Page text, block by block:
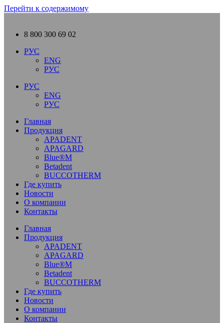
Перейти к содержимому
8 800 300 69 02
РУС
ENG
РУС
РУС
ENG
РУС
Главная
Продукция
APADENT
APAGARD
Blue®M
Betadent
BUCCOTHERM
Где купить
Новости
О компании
Контакты
Главная
Продукция
APADENT
APAGARD
Blue®M
Betadent
BUCCOTHERM
Где купить
Новости
О компании
Контакты